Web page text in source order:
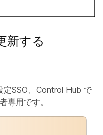
新する
定SSO、Control Hub で
専用です。